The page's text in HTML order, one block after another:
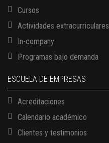
Cursos
Actividades extracurriculares
In-company
Programas bajo demanda
ESCUELA DE EMPRESAS
Acreditaciones
Calendario académico
Clientes y testimonios